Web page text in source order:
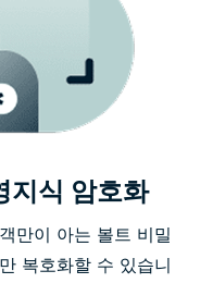
지식 암호화
만이 아는 볼트 비밀
복호화할 수 있습니